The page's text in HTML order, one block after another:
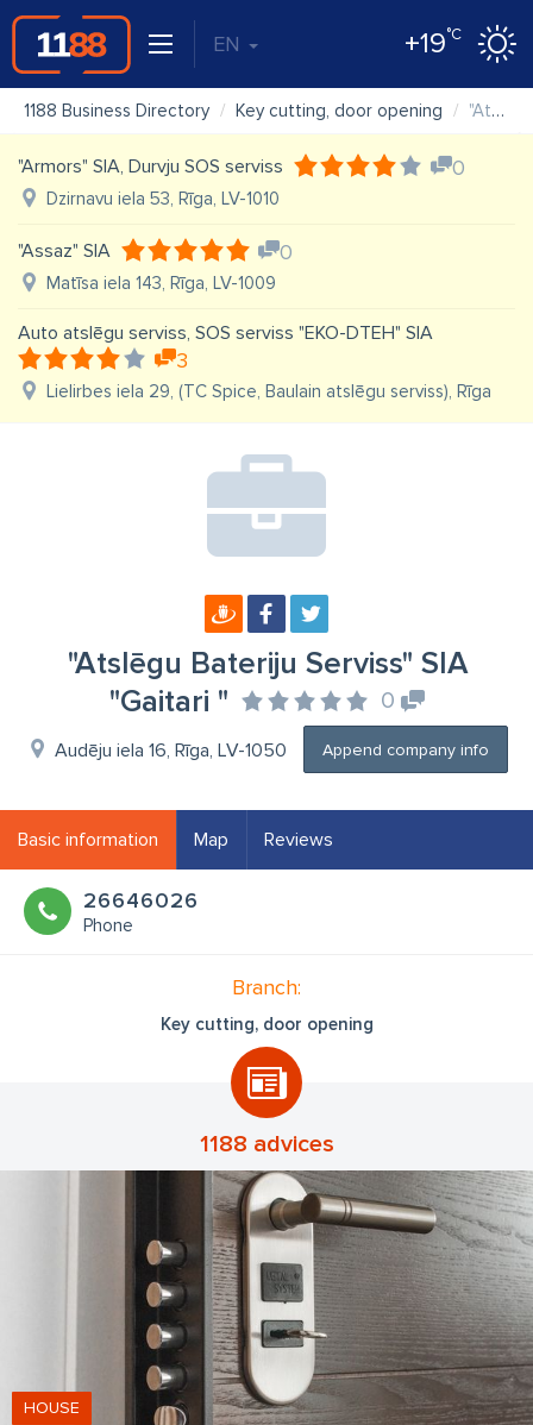
EN +19°C
1188 Business Directory Key cutting, door opening "Atslēgu Bateriju Serviss" SIA "Gaitari "
"Armors" SIA, Durvju SOS serviss 0
Dzirnavu iela 53, Rīga, LV-1010
"Assaz" SIA 0
Matīsa iela 143, Rīga, LV-1009
Auto atslēgu serviss, SOS serviss "EKO-DTEH" SIA
3
Lielirbes iela 29, (TC Spice, Baulain atslēgu serviss), Rīga
"Atslēgu Bateriju Serviss" SIA
"Gaitari "
0
Audēju iela 16, Rīga, LV-1050 Append company info
Basic information Map Reviews
26646026
Phone
Branch:
Key cutting, door opening
1188 advices
HOUSE